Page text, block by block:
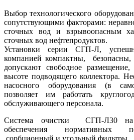
Выбор технологического
сопутствующими факторами:
сточных вод и взрывоопасным
сточных вод нефтепродуктов.
Установки серии СГП-Л,
компанией компактны,
допускают свободное
высоте подводящего коллектора.
насосного оборудования (в
позволяет им работать
обслуживающего персонала.
Система очистки СГП-Л30 на
обеспечения нормативных
сорбционный и угольный фильтры.